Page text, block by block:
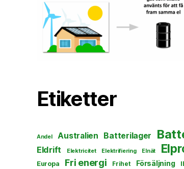
Etiketter
Andel Australien Batterilager
Eldrift
Elektricitet Elektrifiering Elnät
Europa Fri energi Frihet Försäljning